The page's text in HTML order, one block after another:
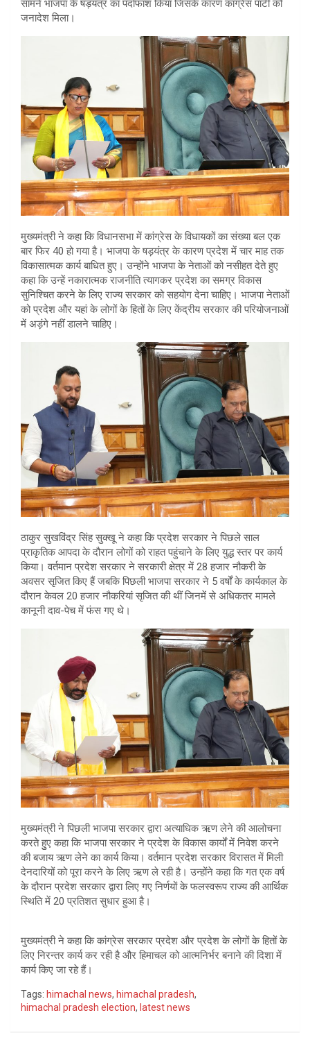
सामने भाजपा के षड़यंत्र का पर्दाफाश किया जिसके कारण कांग्रेस पार्टी को
जनादेश मिला।
मुख्यमंत्री ने कहा कि विधानसभा में कांग्रेस के विधायकों का संख्या बल एक
बार फिर 40 हो गया है। भाजपा के षड़यंत्र के कारण प्रदेश में चार माह तक
विकासात्मक कार्य बाधित हुए। उन्होंने भाजपा के नेताओं को नसीहत देते हुए
कहा कि उन्हें नकारात्मक राजनीति त्यागकर प्रदेश का समग्र विकास
सुनिश्चित करने के लिए राज्य सरकार को सहयोग देना चाहिए। भाजपा नेताओं
को प्रदेश और यहां के लोगों के हितों के लिए केंद्रीय सरकार की परियोजनाओं
में अड़ंगे नहीं डालने चाहिए।
ठाकुर सुखविंद्र सिंह सुक्खू ने कहा कि प्रदेश सरकार ने पिछले साल
प्राकृतिक आपदा के दौरान लोगों को राहत पहुंचाने के लिए युद्ध स्तर पर कार्य
किया। वर्तमान प्रदेश सरकार ने सरकारी क्षेत्र में 28 हजार नौकरी के
अवसर सृजित किए हैं जबकि पिछली भाजपा सरकार ने 5 वर्षों के कार्यकाल के
दौरान केवल 20 हजार नौकरियां सृजित की थीं जिनमें से अधिकतर मामले
कानूनी दाव-पेच में फंस गए थे।
मुख्यमंत्री ने पिछली भाजपा सरकार द्वारा अत्याधिक ऋण लेने की आलोचना
करते हुुए कहा कि भाजपा सरकार ने प्रदेश के विकास कार्यों में निवेश करने
की बजाय ऋण लेने का कार्य किया। वर्तमान प्रदेश सरकार विरासत में मिली
देनदारियों को पूरा करने के लिए ऋण ले रही है। उन्होंने कहा कि गत एक वर्ष
के दौरान प्रदेश सरकार द्वारा लिए गए निर्णयों के फलस्वरूप राज्य की आर्थिक
स्थिति में 20 प्रतिशत सुधार हुआ है।
मुख्यमंत्री ने कहा कि कांग्रेस सरकार प्रदेश और प्रदेश के लोगों के हितों के
लिए निरन्तर कार्य कर रही है और हिमाचल को आत्मनिर्भर बनाने की दिशा में
कार्य किए जा रहे हैं।
Tags: himachal news, himachal pradesh,
himachal pradesh election, latest news